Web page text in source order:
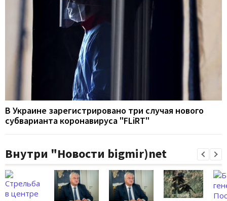
В Украине зарегистрировано три случая нового
субварианта коронавируса "FLiRT"
Внутри "Новости bigmir)net